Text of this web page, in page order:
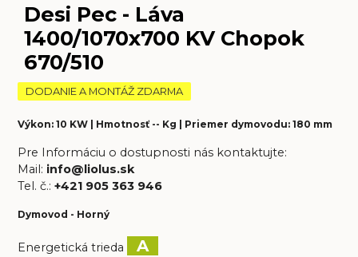
Desi Pec - Láva
1400/1070x700 KV Chopok
670/510
DODANIE A MONTÁŽ ZDARMA
Výkon: 10 KW | Hmotnosť -- Kg | Priemer dymovodu: 180 mm
Pre Informáciu o dostupnosti nás kontaktujte:
Mail: info@liolus.sk
Tel. č.: +421 905 363 946
Dymovod - Horný
Energetická trieda A